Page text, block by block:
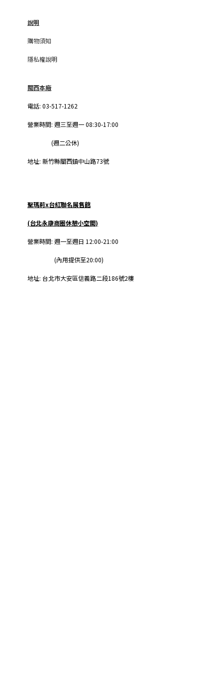
說明
購物須知
隱私權說明
關西本廠
電話: 03-517-1262
營業時間: 週三至週一08:30-17:00
(週二公休)
地址: 新竹縣關西鎮中山路73號
聖瑪莉x台紅聯名展售館
(台北永康商圈休憩小空間)
營業時間: 週一至週日 12:00-21:00
(內用提供至20:00)
地址: 台北市大安區信義路二段186號2樓